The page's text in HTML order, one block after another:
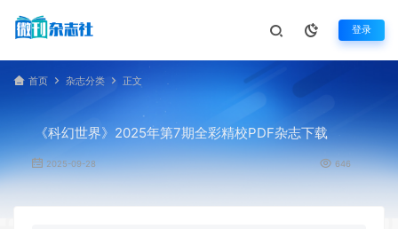
登录
首页 杂志分类 正文
《科幻世界》2025年第7期全彩精校PDF杂志下载
2025-09-28 646